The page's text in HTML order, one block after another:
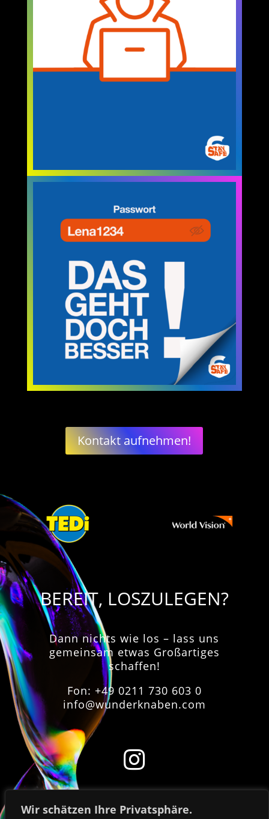
Wir schätzen Ihre Privatsphäre.
Kontakt aufnehmen!
BEREIT, LOSZULEGEN?
Dann nichts wie los – lass uns
gemeinsam etwas Großartiges
schaffen!
Fon: +49 0211 730 603 0
info@wunderknaben.com

